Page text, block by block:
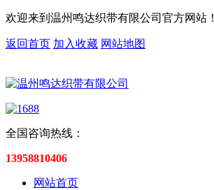
欢迎来到温州鸣达织带有限公司官方网站！
返回首页 加入收藏 网站地图
全国咨询热线：
13958810406
网站首页